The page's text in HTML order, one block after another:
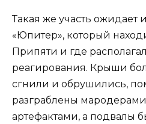
Такая же участь ожидает
«Юпитер», который
Припяти и где
реагирования. Крыши
сгнили и обрушились,
разграблены
артефактами, а подвалы